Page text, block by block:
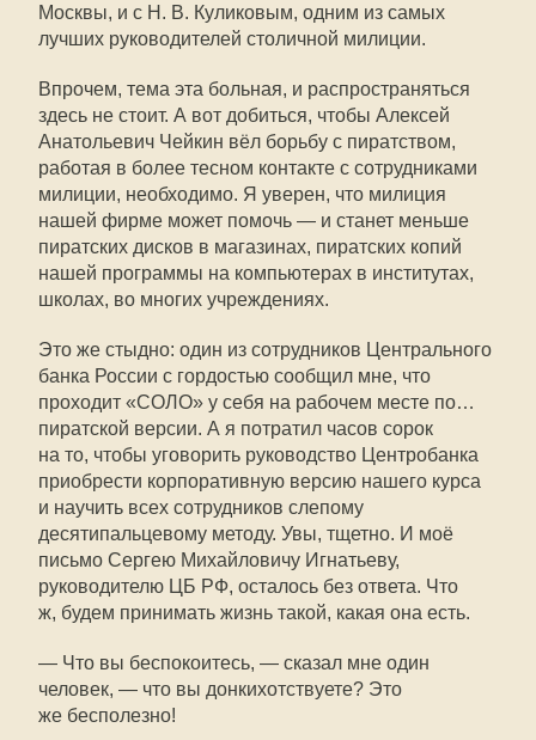
Москвы, и с Н. В. Куликовым, одним из самых
лучших руководителей столичной милиции.
Впрочем, тема эта больная, и распространяться
здесь не стоит. А вот добиться, чтобы Алексей
Анатольевич Чейкин вёл борьбу с пиратством,
работая в более тесном контакте с сотрудниками
милиции, необходимо. Я уверен, что милиция
нашей фирме может помочь — и станет меньше
пиратских дисков в магазинах, пиратских копий
нашей программы на компьютерах в институтах,
школах, во многих учреждениях.
Это же стыдно: один из сотрудников Центрального
банка России с гордостью сообщил мне, что
проходит «СОЛО» у себя на рабочем месте по…
пиратской версии. А я потратил часов сорок
на то, чтобы уговорить руководство Центробанка
приобрести корпоративную версию нашего курса
и научить всех сотрудников слепому
десятипальцевому методу. Увы, тщетно. И моё
письмо Сергею Михайловичу Игнатьеву,
руководителю ЦБ РФ, осталось без ответа. Что
ж, будем принимать жизнь такой, какая она есть.
— Что вы беспокоитесь, — сказал мне один
человек, — что вы донкихотствуете? Это
же бесполезно!